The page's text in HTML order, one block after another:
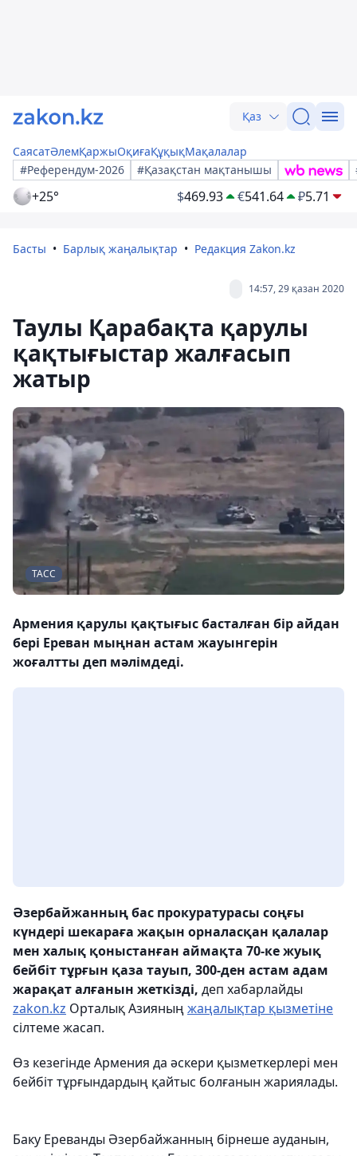
Қаз
СаясатӘлемҚаржыОқиғаҚұқықМақалалар
#Референдум-2026
#Қазақстан мақтанышы
+25° $469.93 €541.64 ₽5.71
Басты Барлық жаңалықтар Редакция Zakon.kz
14:57, 29 қазан 2020
Таулы Қарабақта қарулы
қақтығыстар жалғасып
жатыр
ТАСС
Армения қарулы қақтығыс басталған бір айдан
бері Ереван мыңнан астам жауынгерін
жоғалтты деп мәлімдеді.
Әзербайжанның бас прокуратурасы соңғы
күндері шекараға жақын орналасқан қалалар
мен халық қоныстанған аймақта 70-ке жуық
бейбіт тұрғын қаза тауып, 300-ден астам адам
жарақат алғанын жеткізді, деп хабарлайды
zakon.kz Орталық Азияның жаңалықтар қызметіне
сілтеме жасап.
Өз кезегінде Армения да әскери қызметкерлері мен
бейбіт тұрғындардың қайтыс болғанын жариялады.
Баку Ереванды Әзербайжанның бірнеше ауданын,